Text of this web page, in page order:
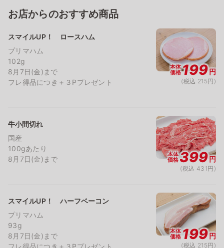
お店からのおすすめ商品
スマイルUP！ ロースハム
プリマハム
102g
8月7日(金)まで
フレ得品につき＋３Pプレゼント
本体
価格199円
(税込 215円)
牛小間切れ
国産
100gあたり
8月7日(金)まで
本体
価格399円
(税込 431円)
スマイルUP！ ハーフベーコン
プリマハム
93g
8月7日(金)まで
フレ得品につき＋３Pプレゼント
本体
価格199円
(税込 215円)